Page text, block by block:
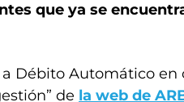
que ya se
Débito Automático en
de la web de